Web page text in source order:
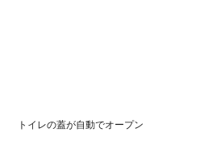
トイレの蓋が自動でオープン